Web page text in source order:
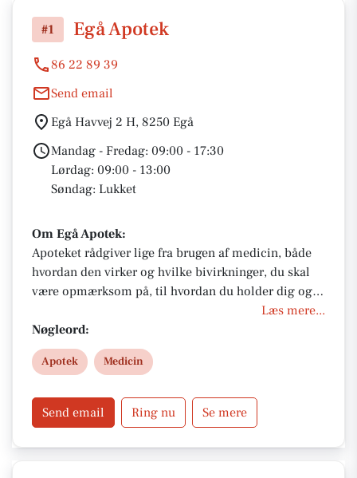
#1 Egå Apotek
86 22 89 39
Send email
Egå Havvej 2 H, 8250 Egå
Mandag - Fredag: 09:00 - 17:30
Lørdag: 09:00 - 13:00
Søndag: Lukket
Om Egå Apotek:
Apoteket rådgiver lige fra brugen af medicin, både
hvordan den virker og hvilke bivirkninger, du skal
være opmærksom på, til hvordan du holder dig og
Læs mere...
Nøgleord:
Apotek Medicin
Send email Ring nu Se mere